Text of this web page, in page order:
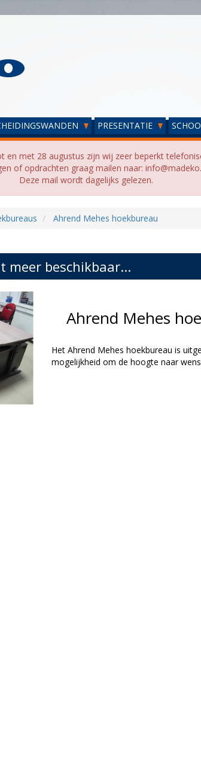
PRESENTATIE
en met 28 augustus zijn wij zeer beperkt
of opdrachten graag mailen naar:
Deze mail wordt dagelijks gelezen.
Ahrend Mehes hoekbureau
meer beschikbaar...
Ahrend Mehes
Het Ahrend Mehes hoekbureau is
mogelijkheid om de hoogte naar